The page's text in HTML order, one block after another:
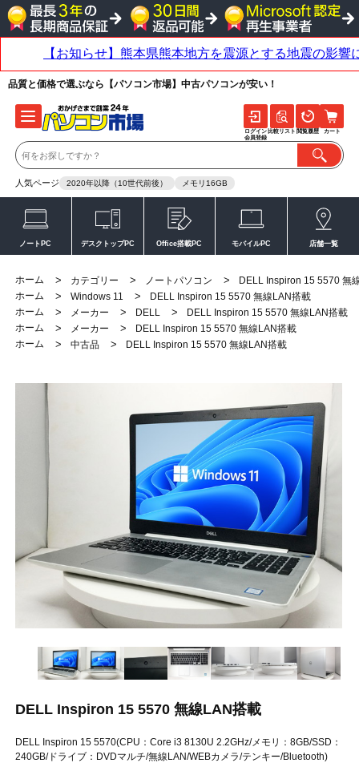
品質と価格で選ぶなら【パソコン市場】中古パソコンが安い！
人気ページ 2020年以降（10世代前後） メモリ16GB
ログイン
会員登録
比較リスト 閲覧履歴 カート
ノートPC デスクトップPC Office搭載PC モバイルPC 店舗一覧
ホーム > カテゴリー > ノートパソコン >
DELL Inspiron 15 5570 無
ホーム
> Windows 11 >
DELL Inspiron 15 5570 無線LAN搭載
ホーム
> メーカー > DELL >
DELL Inspiron 15 5570 無線LAN搭載
ホーム
> メーカー >
DELL Inspiron 15 5570 無線LAN搭載
ホーム
> 中古品 > DELL Inspiron 15 5570 無線LAN搭載
DELL Inspiron 15 5570 無線LAN搭載
DELL Inspiron 15 5570(CPU：Core i3 8130U 2.2GHz/メモリ：8GB/SSD：
240GB/ドライブ：DVDマルチ/無線LAN/WEBカメラ/テンキー/Bluetooth)